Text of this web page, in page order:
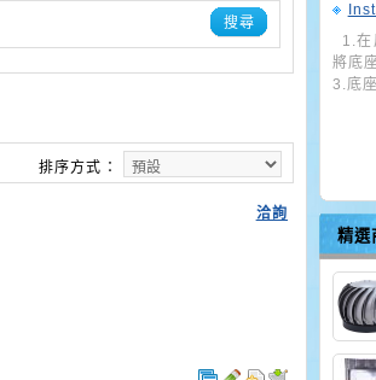
1.在
將底
3.底
精選
搜尋
排序方式：
洽詢